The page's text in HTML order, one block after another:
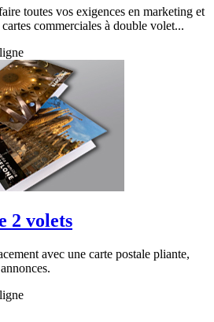
toutes vos exigences en marketing et
commerciales à double volet...
2 volets
avec une carte postale pliante,